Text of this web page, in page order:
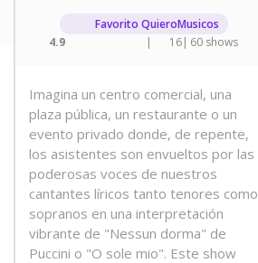
Favorito QuieroMusicos
4.9
| 16| 60 shows
Imagina un centro comercial, una
plaza pública, un restaurante o un
evento privado donde, de repente,
los asistentes son envueltos por las
poderosas voces de nuestros
cantantes líricos tanto tenores como
sopranos en una interpretación
vibrante de "Nessun dorma" de
Puccini o "O sole mio". Este show